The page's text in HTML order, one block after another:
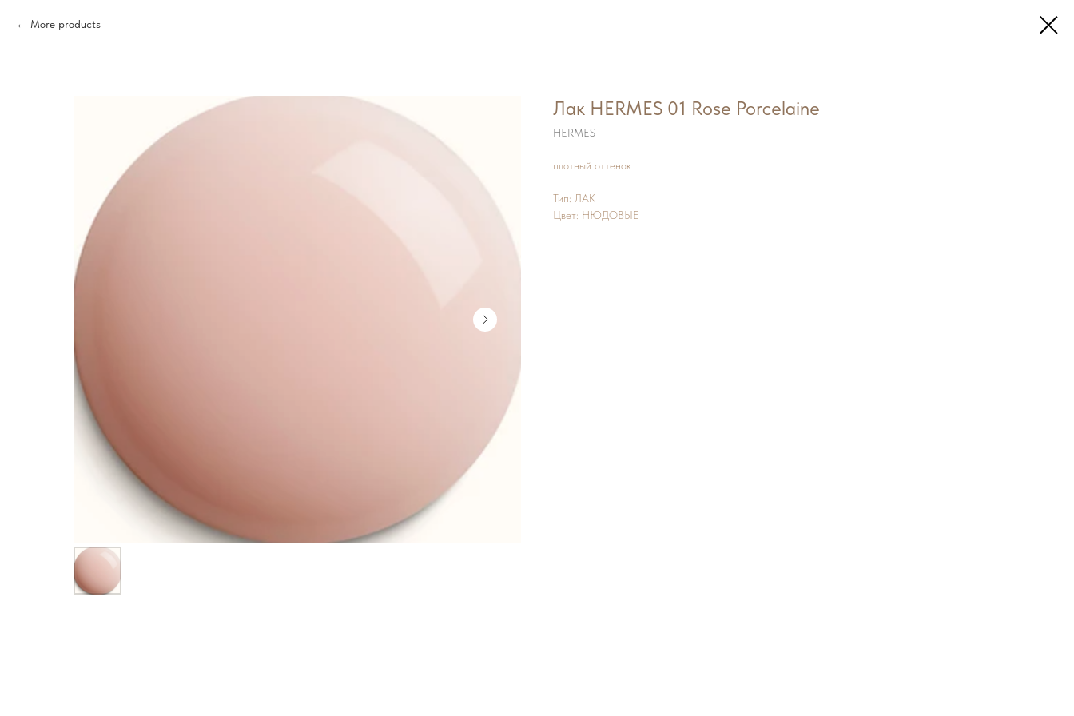
More products
Лак HERMES 01 Rose Porcelaine
HERMES
плотный оттенок
Тип: ЛАК
Цвет: НЮДОВЫЕ